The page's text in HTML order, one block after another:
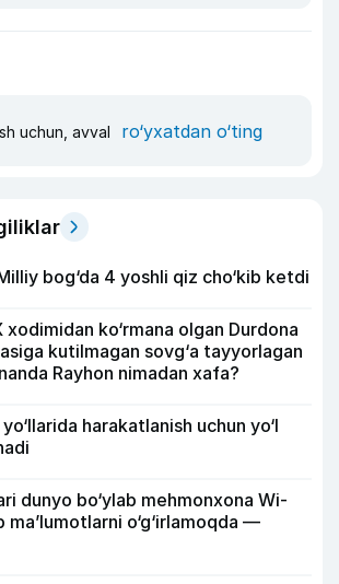
uchun, avval ro‘yxatdan o‘ting
bog‘da 4 yoshli qiz cho‘kib ketdi
xodimidan ko‘rmana olgan Durdona
kutilmagan sovg‘a tayyorlagan
Rayhon nimadan xafa?
harakatlanish uchun yo‘l
dunyo bo‘ylab mehmonxona Wi-
ma’lumotlarni o‘g‘irlamoqda —